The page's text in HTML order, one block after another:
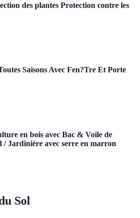
des plantes Protection contre les
Saisons Avec Fen?Tre Et Porte
en bois avec Bac & Voile de
/ Jardinière avec serre en marron
Sol